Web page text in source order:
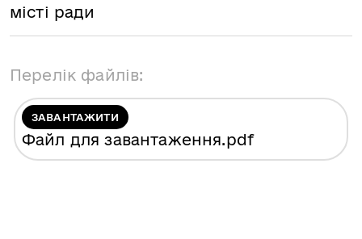
місті ради
Перелік файлів:
ЗАВАНТАЖИТИ
Файл для завантаження.pdf